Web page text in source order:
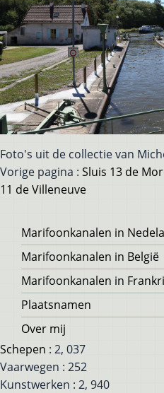
Foto's uit de collectie van
Vorige pagina : Sluis 13 de
11 de Villeneuve
Voet
Marifoonkanalen in
Marifoonkanalen in België
Marifoonkanalen in
Plaatsnamen
Over mij
Schepen : 2, 037
Vaarwegen : 252
Kunstwerken : 2, 940